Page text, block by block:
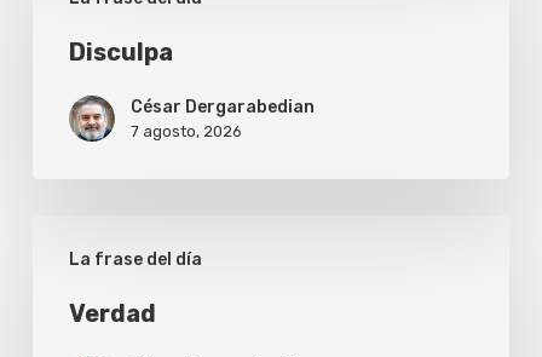
Disculpa
César Dergarabedian
7 agosto, 2026
La frase del día
Verdad